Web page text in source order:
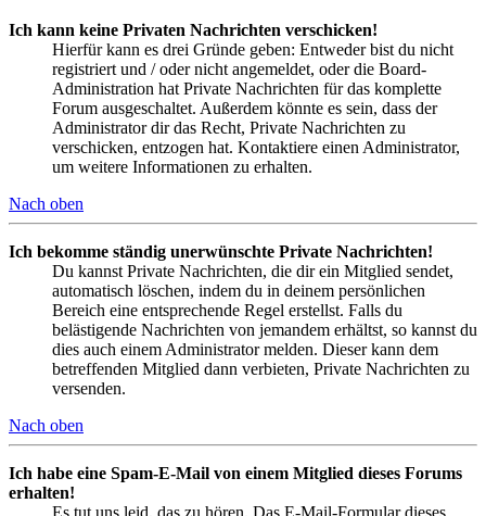
Ich kann keine Privaten Nachrichten verschicken!
Hierfür kann es drei Gründe geben: Entweder bist du nicht
registriert und / oder nicht angemeldet, oder die Board-
Administration hat Private Nachrichten für das komplette
Forum ausgeschaltet. Außerdem könnte es sein, dass der
Administrator dir das Recht, Private Nachrichten zu
verschicken, entzogen hat. Kontaktiere einen Administrator,
um weitere Informationen zu erhalten.
Nach oben
Ich bekomme ständig unerwünschte Private Nachrichten!
Du kannst Private Nachrichten, die dir ein Mitglied sendet,
automatisch löschen, indem du in deinem persönlichen
Bereich eine entsprechende Regel erstellst. Falls du
belästigende Nachrichten von jemandem erhältst, so kannst du
dies auch einem Administrator melden. Dieser kann dem
betreffenden Mitglied dann verbieten, Private Nachrichten zu
versenden.
Nach oben
Ich habe eine Spam-E-Mail von einem Mitglied dieses Forums
erhalten!